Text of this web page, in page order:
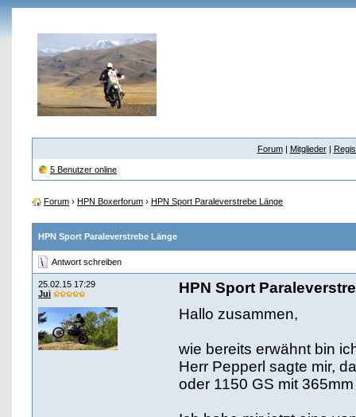
Forum| Mitglieder|
5 Benutzer online
Forum › HPN Boxerforum › HPN Sport Paraleverstrebe Länge
HPN Sport Paraleverstrebe Länge
Antwort schreiben
25.02.15 17:29
Jui
HPN Sport
Hallo zusammen,
wie bereits erwähnt bin
Herr Pepperl sagte mir,
oder 1150 GS mit